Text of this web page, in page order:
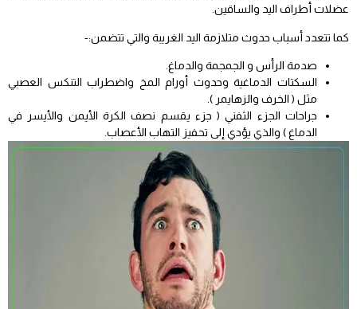
عضلات أطراف اليد والساقين.
كما تتعدد أسباب حدوث متلازمة اليد الغريبة والتي تتضمن:-
صدمة الرأس و الجمجمة والدماغ.
السكتات الدماغية وحدوث أورام المخ واضطراب التنكس العصبي
مثل ( الخرف والزهايمر ).
جراحات الجزء الثفني ( جزء يقسم نصف الكرة الأيمن والأيسر في
الدماغ ) والذي يؤدي إلى تحفيز التهاب الأعصاب.